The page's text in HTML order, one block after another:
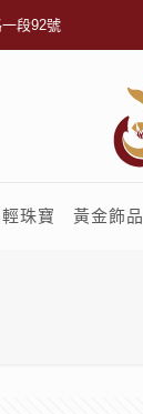
段92號
輕珠寶 黃金飾品